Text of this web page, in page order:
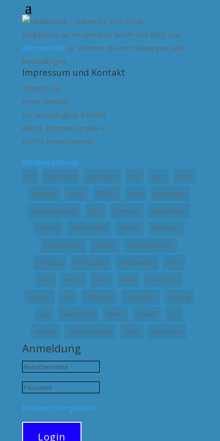
skriptbu.de ist ein privates NonProfit-Blog von
@IrrsinnHilftzu Themen die mich bewegen oder
beschäftigen.
Impressum und Kontakt
skriptbu.de
Peter Wendel
c/o Autorenglück #22691
Albert-Einstein-Straße 47
02977 Hoyerswerda
info@skriptbu.de
3D 3DPrinting 2024reads AfD auto bahn
baseball berlin BTW25 buch bundesliga
Bundestagswahl CDU Denmark deutschland
fahrrad fahrradalltag Fantasy flamingos
Frostpendeln Habeck Habeck4Kanzler
hamburg Klimaschutz klimawandel krimi
linux mdrza Merz natur pastpuzzle
pedelec rad radfahren radverkehr radweg
spd teamrobert twitter umwelt usa
verkehr Verkehrswende video VisionZero
Anmeldung
Passwort vergessen?
Login